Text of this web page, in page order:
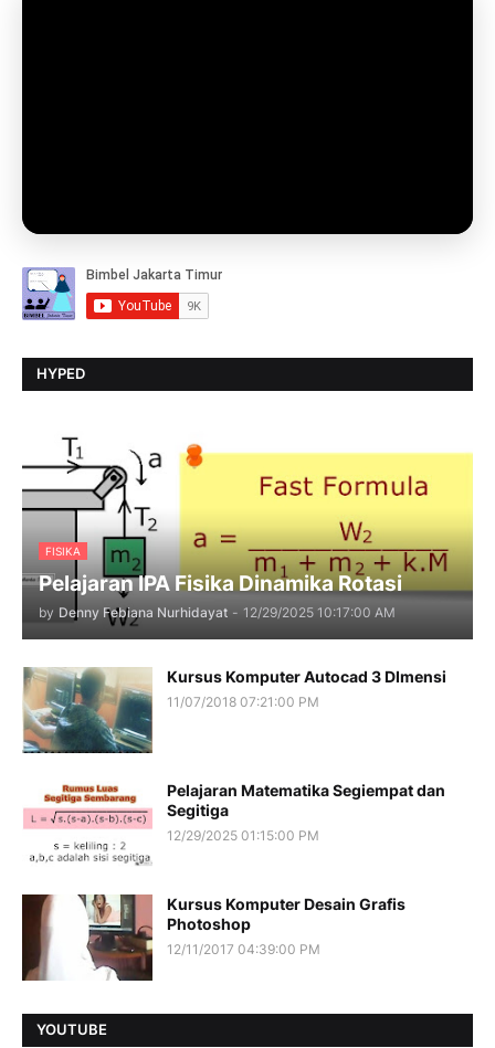
HYPED
FISIKA
Pelajaran IPA Fisika Dinamika Rotasi
by Denny Febiana Nurhidayat - 12/29/2025 10:17:00 AM
Kursus Komputer Autocad 3 DImensi
11/07/2018 07:21:00 PM
Pelajaran Matematika Segiempat dan
Segitiga
12/29/2025 01:15:00 PM
Kursus Komputer Desain Grafis
Photoshop
12/11/2017 04:39:00 PM
YOUTUBE